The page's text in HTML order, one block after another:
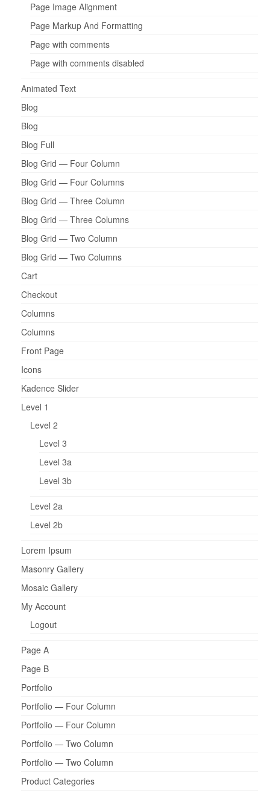
Page Image Alignment
Page Markup And Formatting
Page with comments
Page with comments disabled
Animated Text
Blog
Blog
Blog Full
Blog Grid — Four Column
Blog Grid — Four Columns
Blog Grid — Three Column
Blog Grid — Three Columns
Blog Grid — Two Column
Blog Grid — Two Columns
Cart
Checkout
Columns
Columns
Front Page
Icons
Kadence Slider
Level 1
Level 2
Level 3
Level 3a
Level 3b
Level 2a
Level 2b
Lorem Ipsum
Masonry Gallery
Mosaic Gallery
My Account
Logout
Page A
Page B
Portfolio
Portfolio — Four Column
Portfolio — Four Column
Portfolio — Two Column
Portfolio — Two Column
Product Categories